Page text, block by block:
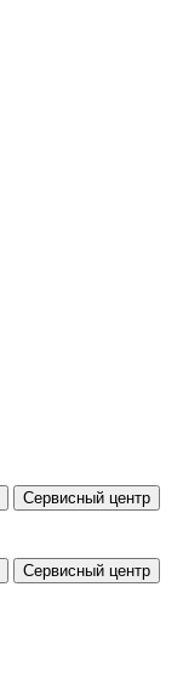
Сервисный центр
Сервисный центр